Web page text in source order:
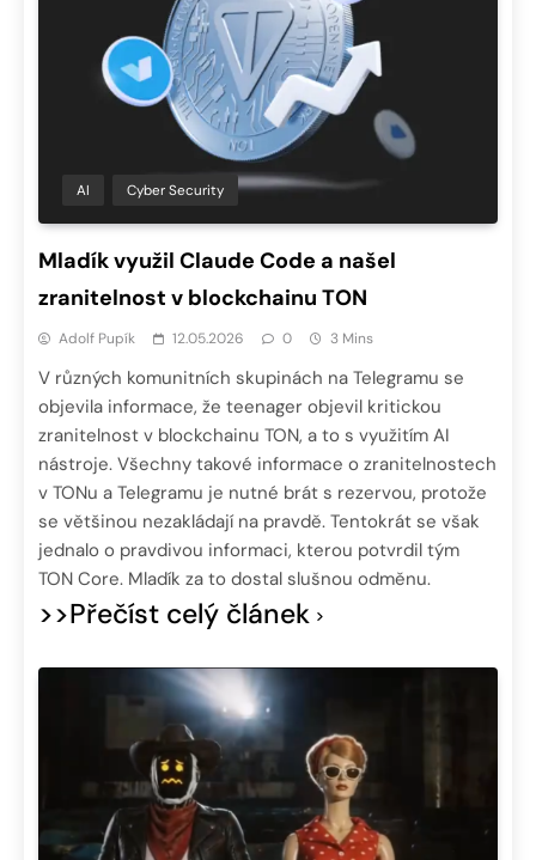
AI Cyber Security
Mladík využil Claude Code a našel
zranitelnost v blockchainu TON
Adolf Pupík 12.05.2026 0 3 Mins
V různých komunitních skupinách na Telegramu se
objevila informace, že teenager objevil kritickou
zranitelnost v blockchainu TON, a to s využitím AI
nástroje. Všechny takové informace o zranitelnostech
v TONu a Telegramu je nutné brát s rezervou, protože
se většinou nezakládají na pravdě. Tentokrát se však
jednalo o pravdivou informaci, kterou potvrdil tým
TON Core. Mladík za to dostal slušnou odměnu.
>>Přečíst celý článek